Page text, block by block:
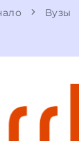
Вузы